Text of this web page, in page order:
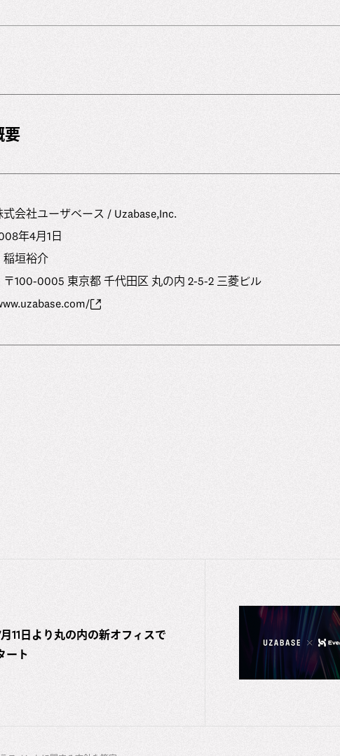
要
会社ユーザベース / Uzabase,Inc.
年4⽉1⽇
稲垣裕介
〒100-0005 東京都 千代田区 丸の内 2-5-2 三菱ビル
11日より丸の内の新オフィスで
ート